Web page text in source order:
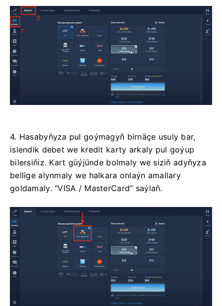
4. Hasabyňyza pul goýmagyň birnäçe usuly bar,
islendik debet we kredit karty arkaly pul goýup
bilersiňiz. Kart güýjünde bolmaly we siziň adyňyza
bellige alynmaly we halkara onlaýn amallary
goldamaly. “VISA / MasterCard” saýlaň.